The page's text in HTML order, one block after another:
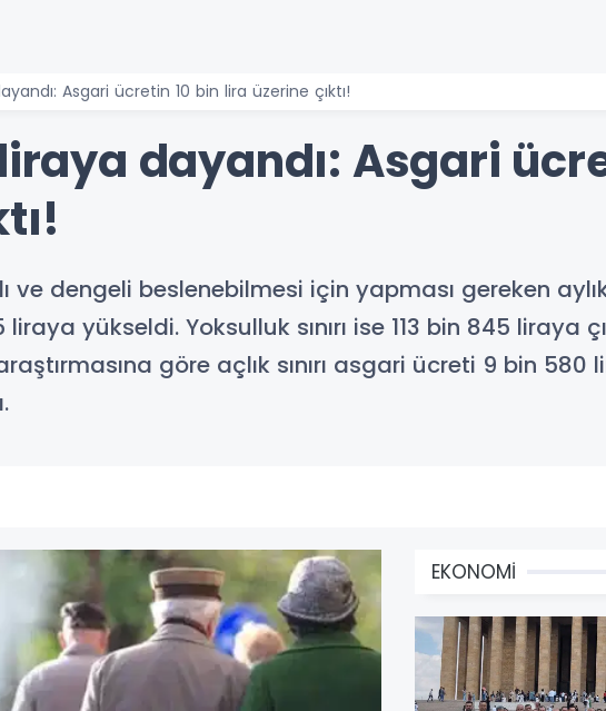
Asgari ücretin 10 bin lira üzerine çıktı!
liraya dayandı: Asgari
ve dengeli beslenebilmesi için yapması gereken
yükseldi. Yoksulluk sınırı ise 113 bin 845 liraya
göre açlık sınırı asgari ücreti 9 bin 580
EKONOMİ